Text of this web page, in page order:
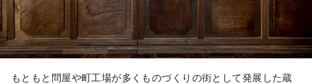
もともと問屋や町工場が多くものづくりの街として発展した蔵